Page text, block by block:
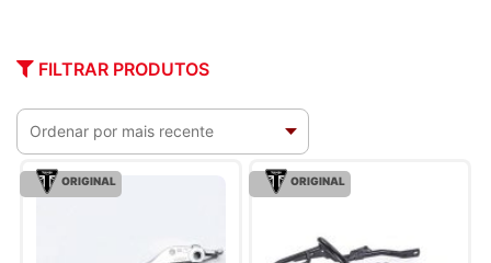
FILTRAR PRODUTOS
ORIGINAL ORIGINAL